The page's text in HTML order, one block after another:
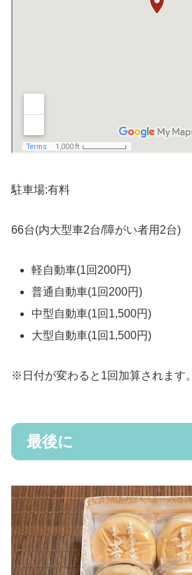
駐車場:有料
66台(内大型車2台/障がい者用2台)
軽自動車(1回200円)
普通自動車(1回200円)
中型自動車(1回1,500円)
大型自動車(1回1,500円)
※日付が変わると1回加算されます。
最後に